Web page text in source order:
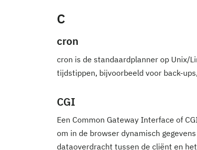
C
cron
cron is de standaardplanner op Unix/
tijdstippen, bijvoorbeeld voor back-
CGI
Een Common Gateway Interface of
om in de browser dynamisch
dataoverdracht tussen de cliënt en